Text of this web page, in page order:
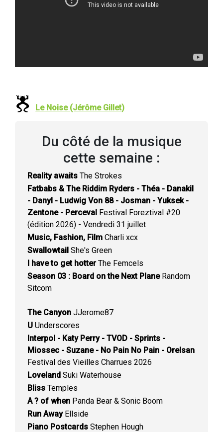
Le Noise (Jérôme Gillet)
Du côté de la musique
cette semaine :
Reality awaits The Strokes
Fatbabs & The Riddim Ryders - Théa - Danakil
- Danyl - Ludwig Von 88 - Josman - Yuksek -
Zentone - Perceval Festival Foreztival #20
(édition 2026) - Vendredi 31 juillet
Music, Fashion, Film Charli xcx
Swallowtail She's Green
I have to get hotterThe Femcels
Season 03 : Board on the Next PlaneRandom
Sitcom
The Canyon JJerome87
U Underscores
Interpol - Katy Perry - TVOD - Sprints -
Miossec - Suzane - No Pain No Pain - Orelsan
Festival des Vieilles Charrues 2026
Loveland Suki Waterhouse
Bliss Temples
A ? of when Panda Bear & Sonic Boom
Run AwayEllside
Piano Postcards Stephen Hough